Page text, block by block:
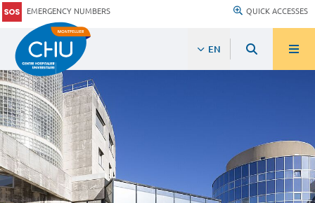
EMERGENCY NUMBERS QUICK ACCESSES
EN